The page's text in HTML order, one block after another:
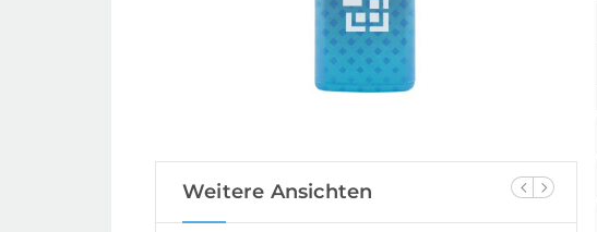
Weitere Ansichten